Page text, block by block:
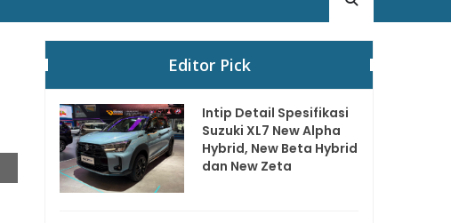
Editor Pick
Intip Detail Spesifikasi
Suzuki XL7 New Alpha
Hybrid, New Beta Hybrid
dan New Zeta